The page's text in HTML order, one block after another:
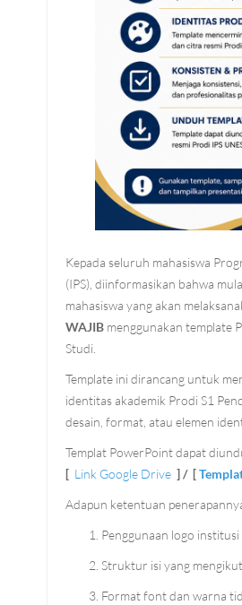
Kepada seluruh mahasiswa
(IPS), diinformasikan bahwa
mahasiswa yang akan
WAJIB menggunakan template
Studi.
Template ini dirancang untuk
identitas akademik Prodi S1
desain, format, atau elemen
Templat PowerPoint dapat
[ Link Google Drive ] / [
Adapun ketentuan
Penggunaan logo
Struktur isi yang
Format font dan warna